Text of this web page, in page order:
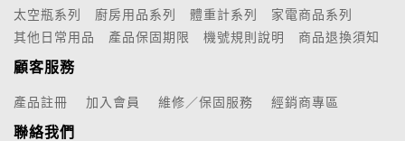
太空瓶系列
廚房用品系列 體重計系列
家電商品系列
其他日常用品
產品保固期限 機號規則說明 商品退換須知
顧客服務
產品註冊 加入會員 維修／保固服務 經銷商專區
聯絡我們